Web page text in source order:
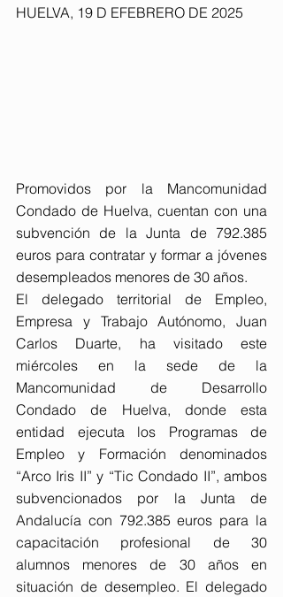
HUELVA, 19 D EFEBRERO DE 2025
Promovidos por la Mancomunidad
Condado de Huelva, cuentan con una
subvención de la Junta de 792.385
euros para contratar y formar a jóvenes
desempleados menores de 30 años.
El delegado territorial de Empleo,
Empresa y Trabajo Autónomo, Juan
Carlos Duarte, ha visitado este
miércoles en la sede de la
Mancomunidad de Desarrollo
Condado de Huelva, donde esta
entidad ejecuta los Programas de
Empleo y Formación denominados
“Arco Iris II” y “Tic Condado II”, ambos
subvencionados por la Junta de
Andalucía con 792.385 euros para la
capacitación profesional de 30
alumnos menores de 30 años en
situación de desempleo. El delegado